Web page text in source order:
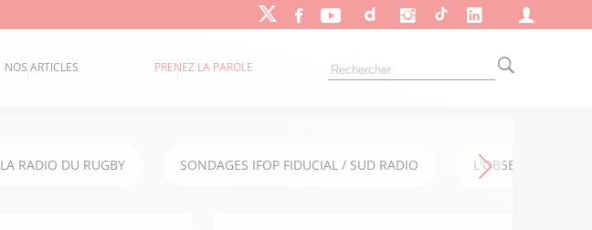
NOS ARTICLES PRENEZ LA PAROLE
LA RADIO DU RUGBY SONDAGES IFOP FIDUCIAL / SUD RADIO L'OBSERVATOIRE